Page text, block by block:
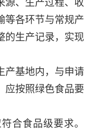
源、生产过程、收
等各环节与常规产
的生产记录，实现
产基地内，与申请
应按照绿色食品要
合食品级要求。